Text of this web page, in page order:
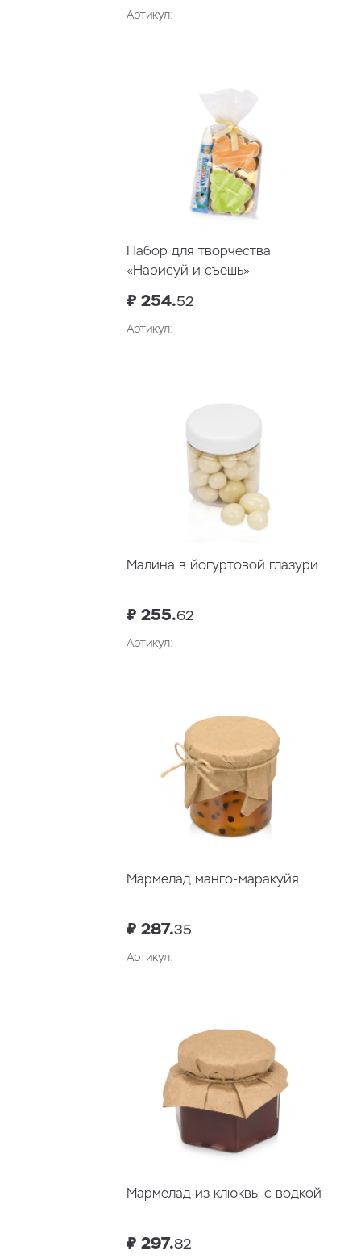
Артикул:
Набор для творчества
«Нарисуй и съешь»
₽ 254.52
Артикул:
Малина в йогуртовой глазури
₽ 255.62
Артикул:
Мармелад манго-маракуйя
₽ 287.35
Артикул:
Мармелад из клюквы с водкой
₽ 297.82